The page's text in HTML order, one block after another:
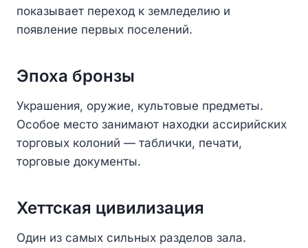
показывает переход к земледелию и
появление первых поселений.
Эпоха бронзы
Украшения, оружие, культовые предметы.
Особое место занимают находки ассирийских
торговых колоний — таблички, печати,
торговые документы.
Хеттская цивилизация
Один из самых сильных разделов зала.